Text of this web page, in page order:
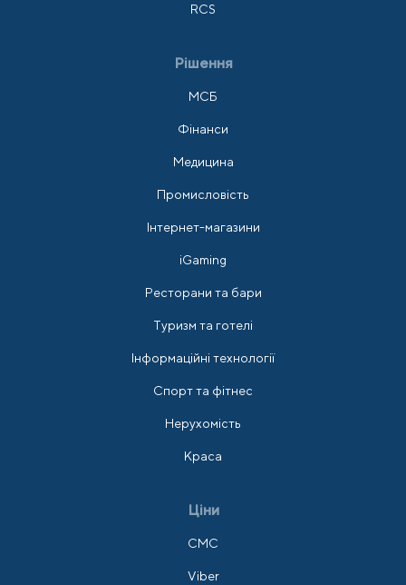
RCS
Рішення
МСБ
Фінанси
Медицина
Промисловість
Інтернет-магазини
iGaming
Ресторани та бари
Туризм та готелі
Інформаційні технології
Спорт та фітнес
Нерухомість
Краса
Ціни
СМС
Viber